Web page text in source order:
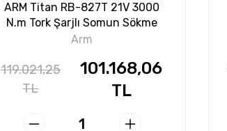
ARM Titan RB-827T 21V 3000
N.m Tork Şarjlı Somun Sökme
Arm
119.021,25
TL
101.168,06
TL